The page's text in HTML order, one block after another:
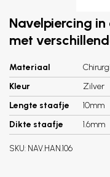
Navelpiercing
met
Materiaal
Kleur
Zilver
Lengte staafje
10mm
Dikte staafje
1.6mm
SKU: NAV.HAN.106